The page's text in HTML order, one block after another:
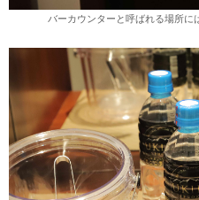
バーカウンターと呼ばれる場所に